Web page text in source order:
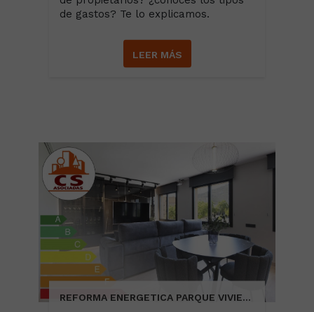
de gastos? Te lo explicamos.
LEER MÁS